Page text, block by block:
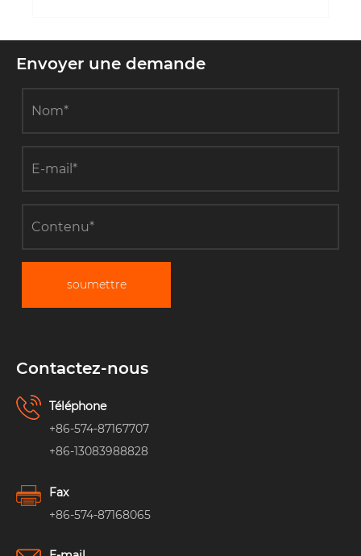
Envoyer une demande
soumettre
Contactez-nous
Téléphone
+86-574-87167707
+86-13083988828
Fax
+86-574-87168065